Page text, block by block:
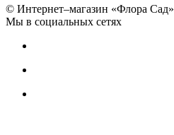
© Интернет–магазин «Флора Сад»
Мы в социальных сетях